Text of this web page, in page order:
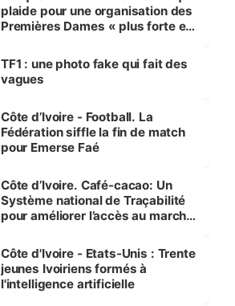
plaide pour une organisation des
Premières Dames « plus forte et
sur la scène internationale »
TF1 : une photo fake qui fait des
vagues
Côte d’Ivoire - Football. La
Fédération siffle la fin de match
pour Emerse Faé
Côte d’Ivoire. Café-cacao: Un
Système national de Traçabilité
pour améliorer l’accès au marché
Côte d'Ivoire - Etats-Unis : Trente
jeunes Ivoiriens formés à
l'intelligence artificielle